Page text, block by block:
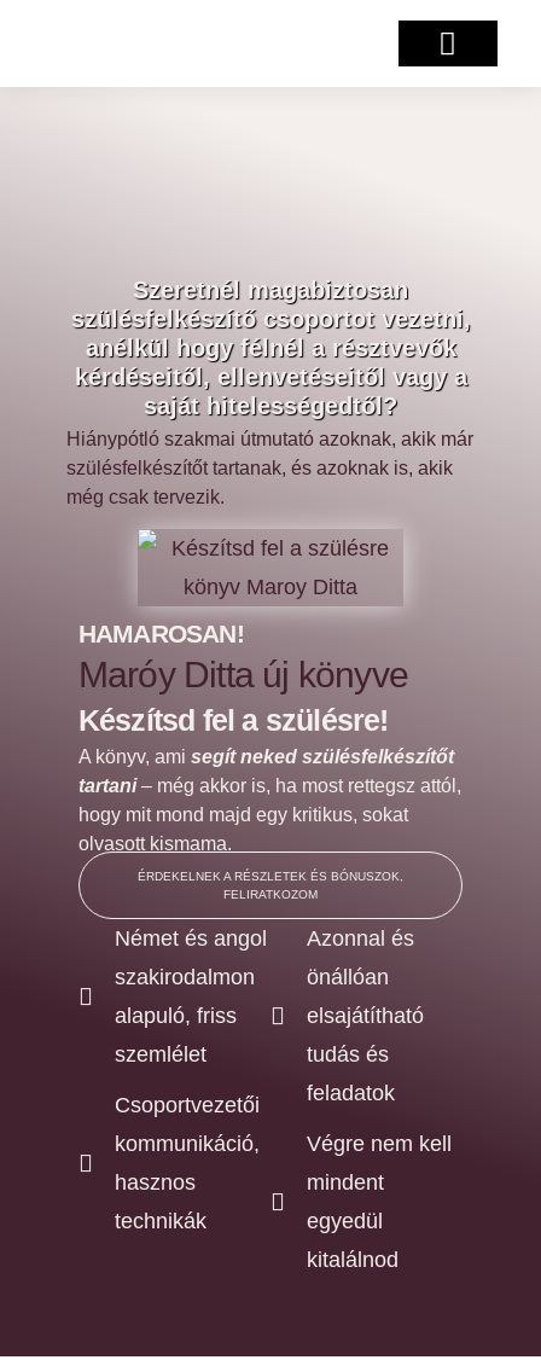
Szeretnél magabiztosan
szülésfelkészítő csoportot vezetni,
anélkül hogy félnél a résztvevők
kérdéseitől, ellenvetéseitől vagy a
saját hitelességedtől?
Hiánypótló szakmai útmutató azoknak, akik már
szülésfelkészítőt tartanak, és azoknak is, akik
még csak tervezik.
HAMAROSAN!
Maróy Ditta új könyve
Készítsd fel a szülésre!
A könyv, ami segít neked szülésfelkészítőt
tartani– még akkor is, ha most rettegsz attól,
hogy mit mond majd egy kritikus, sokat
olvasott kismama.
ÉRDEKELNEK A RÉSZLETEK ÉS BÓNUSZOK,
FELIRATKOZOM
Német és angol
szakirodalmon
alapuló, friss
szemlélet
Csoportvezetői
kommunikáció,
hasznos
technikák
Azonnal és
önállóan
elsajátítható
tudás és
feladatok
Végre nem kell
mindent
egyedül
kitalálnod